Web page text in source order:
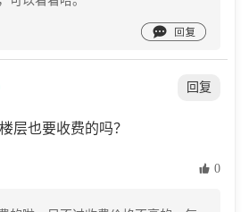

回复
层也要收费的吗？
 0